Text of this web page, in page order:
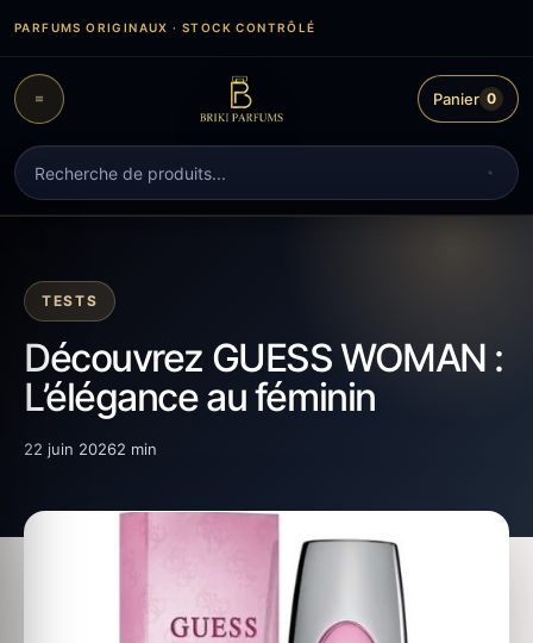
contenu
PARFUMS ORIGINAUX · STOCK CONTRÔLÉ
Recherche
de
produits
Panier 0
TESTS
Découvrez GUESS WOMAN :
L’élégance au féminin
22 juin 20262 min